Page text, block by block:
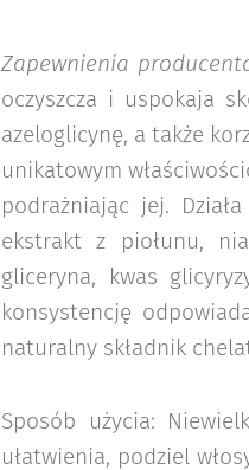
Zapewnienia
oczyszcza i uspokaja
azeloglicynę, a także
unikatowym
podrażniając jej.
ekstrakt z piołunu,
gliceryna, kwas
konsystencję
naturalny składnik
Sposób użycia:
ułatwienia, podziel